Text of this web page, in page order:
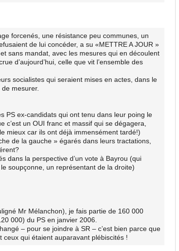
forcenés, une résistance peu communes, un
de lui concéder, a su «METTRE A JOUR »
sans mandat, avec les mesures qui en découlent
d’aujourd’hui, celle que vit l’ensemble des
socialistes qui seraient mises en actes, dans le
mesurer.
PS ex-candidats qui ont tenu dans leur poing le
c’est un OUI franc et massif qui se dégagera,
mieux car ils ont déjà immensément tardé!)
de la gauche » égarés dans leurs tractations,
dans la perspective d’un vote à Bayrou (qui
soupçonne, un représentant de la droite)
Mr Mélanchon), je fais partie de 160 000
000) du PS en janvier 2006.
– pour se joindre à SR – c’est bien parce que
qui étaient auparavant plébiscités !